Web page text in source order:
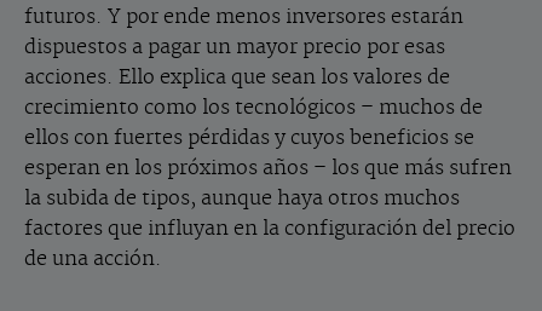
futuros. Y por ende menos inversores estarán
dispuestos a pagar un mayor precio por esas
acciones. Ello explica que sean los valores de
crecimiento como los tecnológicos – muchos de
ellos con fuertes pérdidas y cuyos beneficios se
esperan en los próximos años – los que más sufren
la subida de tipos, aunque haya otros muchos
factores que influyan en la configuración del precio
de una acción.